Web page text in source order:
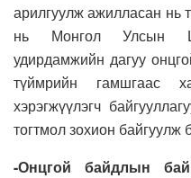
арилгуулж ажилласан нь
нь Монгол Улсын
удирдамжийн дагуу
түймрийн гамшгаас
хэрэгжүүлэгч
тогтмол зохион байгуулж
-Онцгой байдлын